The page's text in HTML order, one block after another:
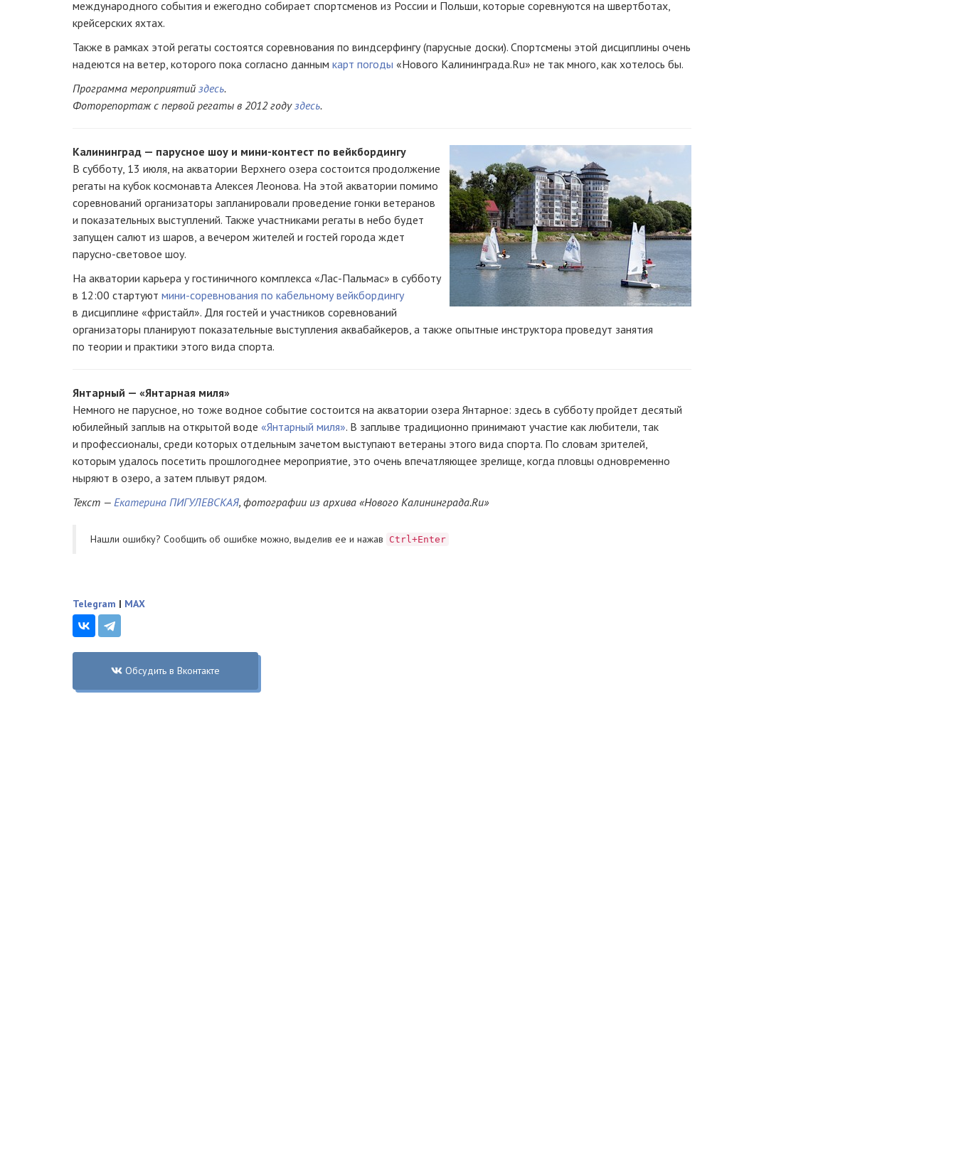
международного события и ежегодно собирает спортсменов из России и Польши, которые соревнуются на швертботах,
крейсерских яхтах.
Также в рамках этой регаты состоятся соревнования по виндсерфингу (парусные доски). Спортсмены этой дисциплины очень
надеются на ветер, которого пока согласно данным карт погоды «Нового Калининграда.Ru» не так много, как хотелось бы.
Программа мероприятий здесь.
Фоторепортаж с первой регаты в 2012 годуздесь.
Калининград — парусное шоу и мини-контест по вейкбордингу
В субботу, 13 июля, на акватории Верхнего озера состоится продолжение
регаты на кубок космонавта Алексея Леонова. На этой акватории помимо
соревнований организаторы запланировали проведение гонки ветеранов
и показательных выступлений. Также участниками регаты в небо будет
запущен салют из шаров, а вечером жителей и гостей города ждет
парусно-световое шоу.
На акватории карьера у гостиничного комплекса «Лас-Пальмас» в субботу
в 12:00 стартуют мини-соревнования по кабельному вейкбордингу
в дисциплине «фристайл». Для гостей и участников соревнований
организаторы планируют показательные выступления аквабайкеров, а также опытные инструктора проведут занятия
по теории и практики этого вида спорта.
Янтарный — «Янтарная миля»
Немного не парусное, но тоже водное событие состоится на акватории озера Янтарное: здесь в субботу пройдет десятый
юбилейный заплыв на открытой воде «Янтарный миля». В заплыве традиционно принимают участие как любители, так
и профессионалы, среди которых отдельным зачетом выступают ветераны этого вида спорта. По словам зрителей,
которым удалось посетить прошлогоднее мероприятие, это очень впечатляющее зрелище, когда пловцы одновременно
ныряют в озеро, а затем плывут рядом.
Текст — Екатерина ПИГУЛЕВСКАЯ, фотографии из архива «Нового Калининграда.Ru»
Нашли ошибку? Cообщить об ошибке можно, выделив ее и нажав Ctrl+Enter
Telegram | MAX
Обсудить в Вконтакте